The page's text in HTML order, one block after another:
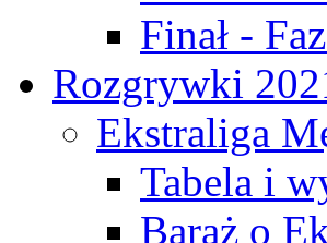
Finał -
Rozgrywki
Ekstraliga
Tabela i
Baraż o